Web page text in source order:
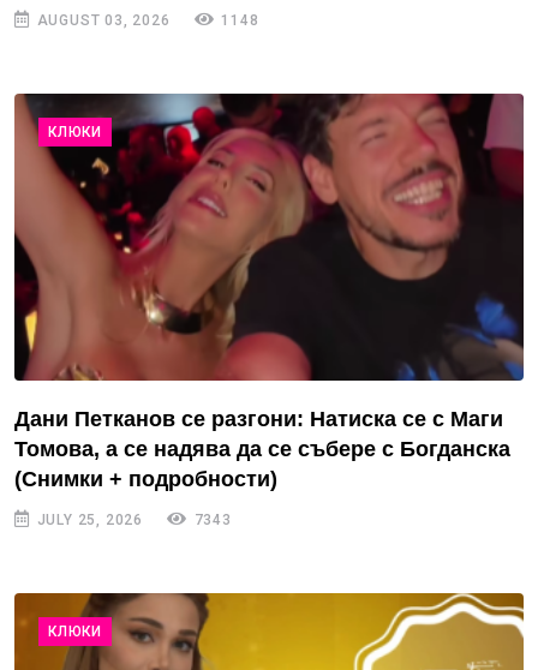
AUGUST 03, 2026 1148
КЛЮКИ
Дани Петканов се разгони: Натиска се с Маги
Томова, а се надява да се събере с Богданска
(Снимки + подробности)
JULY 25, 2026 7343
КЛЮКИ